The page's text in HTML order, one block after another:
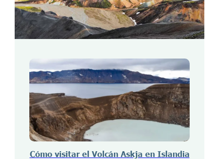
Cómo visitar el Volcán Askja en Islandia